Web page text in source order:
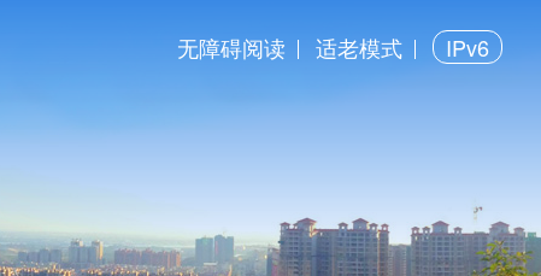
无障碍阅读 适老模式 IPv6